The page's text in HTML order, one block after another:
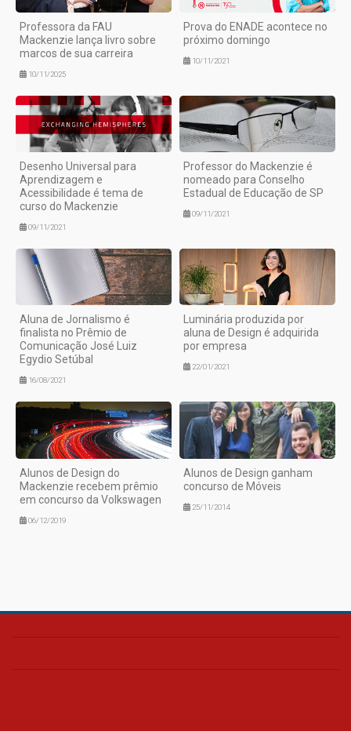
Professora da FAU
Mackenzie lança livro sobre
marcos de sua carreira
10/11/2025
Prova do ENADE acontece no
próximo domingo
10/11/2021
Desenho Universal para
Aprendizagem e
Acessibilidade é tema de
curso do Mackenzie
09/11/2021
Professor do Mackenzie é
nomeado para Conselho
Estadual de Educação de SP
09/11/2021
Aluna de Jornalismo é
finalista no Prêmio de
Comunicação José Luiz
Egydio Setúbal
16/08/2021
Luminária produzida por
aluna de Design é adquirida
por empresa
22/01/2021
Alunos de Design do
Mackenzie recebem prêmio
em concurso da Volkswagen
06/12/2019
Alunos de Design ganham
concurso de Móveis
25/11/2014